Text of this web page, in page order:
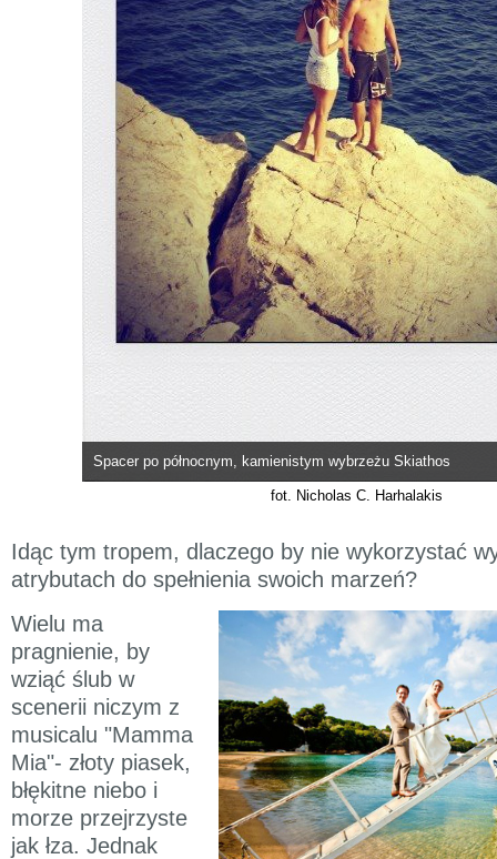
Spacer po północnym, kamienistym wybrzeżu Skiathos
fot. Nicholas C. Harhalakis
Idąc tym tropem, dlaczego by nie wykorzystać
atrybutach do spełnienia swoich marzeń?
Wielu ma
pragnienie, by
wziąć ślub w
scenerii niczym z
musicalu "Mamma
Mia"- złoty piasek,
błękitne niebo i
morze przejrzyste
jak łza. Jednak